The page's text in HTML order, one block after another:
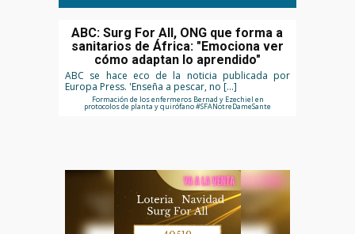
ABC: Surg For All, ONG que forma a
sanitarios de África: "Emociona ver
cómo adaptan lo aprendido"
ABC se hace eco de la noticia publicada por
Europa Press. 'Enseña a pescar, no […]
Formación de los enfermeros Bernad y Ezechiel en
protocolos de planta y quirófano #SFANotreDameSante